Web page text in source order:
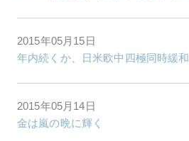
2015年05月15日
年内続くか、日米欧中四極同時緩和
2015年05月14日
金は嵐の晩に輝く